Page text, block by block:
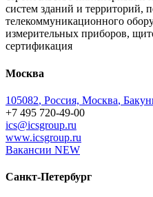
систем зданий и территорий,
телекоммуникационного
измерительных приборов,
сертификация
Москва
105082, Россия, Москва,
+7 495 720-49-00
ics@icsgroup.ru
www.icsgroup.ru
Вакансии NEW
Санкт-Петербург